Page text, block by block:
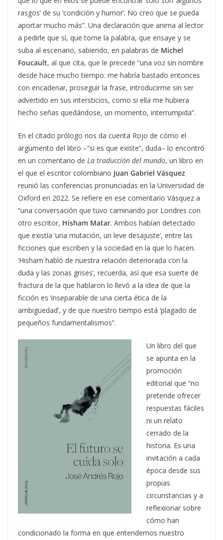
rasgos’ de su ‘condición y humor’. No creo que se pueda
aportar mucho más”. Una declaración que anima al lector
a pedirle que sí, que tome la palabra, que ensaye y se
suba al escenario, sabiendo, en palabras de Michel
Foucault, al que cita, que le precede “una voz sin nombre
desde hace mucho tiempo: me habría bastado entonces
con encadenar, proseguir la frase, introducirme sin ser
advertido en sus intersticios, como si ella me hubiera
hecho señas quedándose, un momento, interrumpida”.
En el citado prólogo nos da cuenta Rojo de cómo el
argumento del libro –“si es que existe”, duda– lo encontró
en un comentario de La traducción del mundo, un libro en
el que el escritor colombiano Juan Gabriel Vásquez
reunió las conferencias pronunciadas en la Universidad de
Oxford en 2022. Se refiere en ese comentario Vásquez a
“una conversación que tuvo caminando por Londres con
otro escritor, Hisham Matar. Ambos habían detectado
que existía ‘una mutación, un leve desajuste’, entre las
ficciones que escriben y la sociedad en la que lo hacen.
‘Hisham habló de nuestra relación deteriorada con la
duda y las zonas grises’, recuerda, así que esa suerte de
fractura de la que hablaron lo llevó a la idea de que la
ficción es ‘inseparable de una cierta ética de la
ambigüedad’, y de que nuestro tiempo está ‘plagado de
pequeños fundamentalismos”.
Un libro del que
se apunta en la
promoción
editorial que “no
pretende ofrecer
respuestas fáciles
ni un relato
cerrado de la
historia. Es una
invitación a cada
época desde sus
propias
circunstancias y a
reflexionar sobre
cómo han
condicionado la forma en que entendemos nuestro